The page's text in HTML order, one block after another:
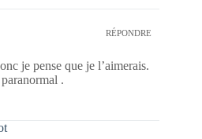
RÉPONDRE
je pense que je l’aimerais.
.